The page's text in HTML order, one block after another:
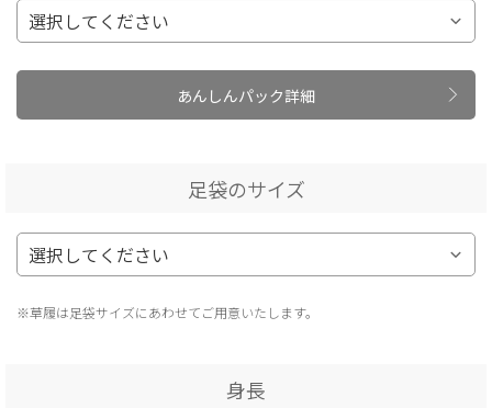
あんしんパック詳細
足袋のサイズ
※草履は足袋サイズにあわせてご用意いたします。
身長